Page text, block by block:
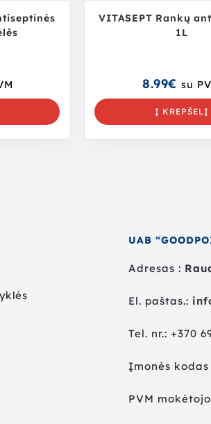
VITASEPT Rankų
1L
8.99€ su
Į KREPŠELĮ
UAB
Adresas :
El. paštas.:
Tel. nr.:+370
Įmonės
PVM